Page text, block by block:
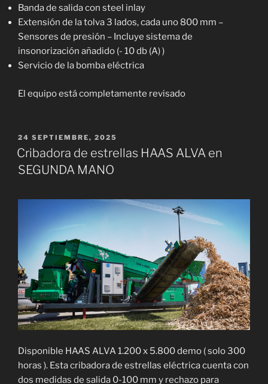
Banda de salida con steel inlay
Extensión de la tolva 3 lados, cada uno 800 mm –
Sensores de presión – Incluye sistema de
insonorización añadido (- 10 db (A) )
Servicio de la bomba eléctrica
El equipo está completamente revisado
PUBLICADO
EL
24 SEPTIEMBRE, 2025
Cribadora de estrellas HAAS ALVA en
SEGUNDA MANO
Disponible HAAS ALVA 1.200 x 5.800 demo ( solo 300
horas ). Esta cribadora de estrellas eléctrica cuenta con
dos medidas de salida 0-100 mm y rechazo para